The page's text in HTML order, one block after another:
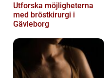
Utforska möjligheterna
med bröstkirurgi i
Gävleborg